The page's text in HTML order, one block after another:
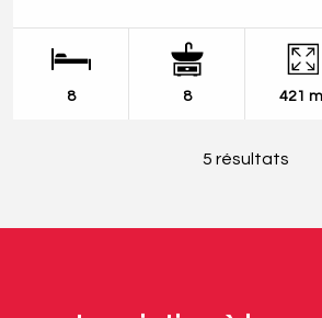
8 8 421
5 résultats